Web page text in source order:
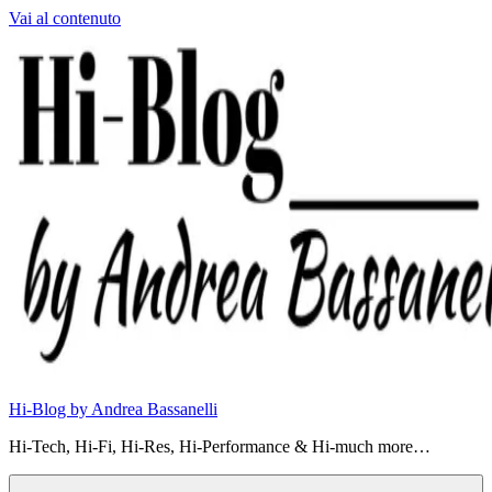
Vai al contenuto
Hi-Blog by Andrea Bassanelli
Hi-Tech, Hi-Fi, Hi-Res, Hi-Performance & Hi-much more…